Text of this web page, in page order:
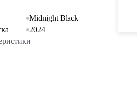
Midnight Black
2024